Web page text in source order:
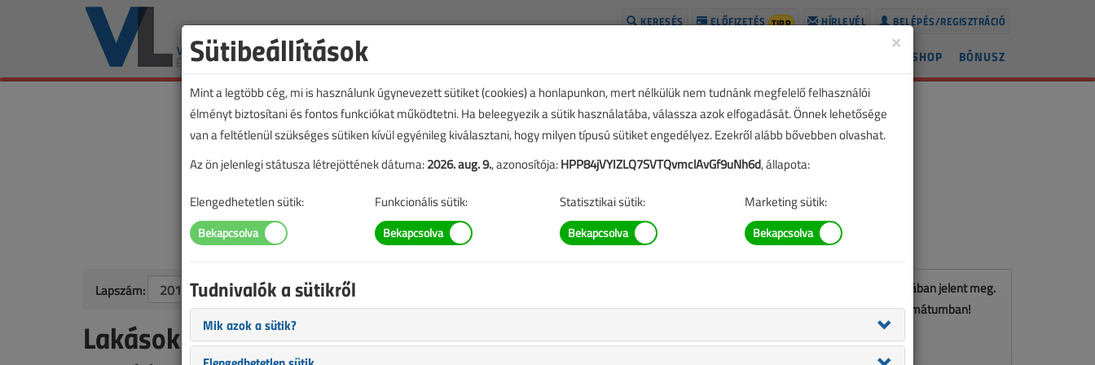
BELÉPÉS/REGISZTRÁCIÓ
HÍRLEVÉL
ELŐFIZETÉS TIPP
KERESÉS
BÓNUSZ
SHOP
Lapszám:
Lakások villamosenergia-ellátása: 7 vagy 11 kW?
Ez a cikk a VL 2018. októberi számában jelent meg.
Töltse le a lapszámot PDF formátumban!
LETÖLTÉS
×
Sütibeállítások
Mint a legtöbb cég, mi is használunk úgynevezett sütiket (cookies) a honlapunkon, mert nélkülük nem tudnánk megfelelő felhasználói
élményt biztosítani és fontos funkciókat működtetni. Ha beleegyezik a sütik használatába, válassza azok elfogadását. Önnek lehetősége
van a feltétlenül szükséges sütiken kívül egyénileg kiválasztani, hogy milyen típusú sütiket engedélyez. Ezekről alább bővebben olvashat.
Az ön jelenlegi státusza létrejöttének dátuma:2026. aug. 9., azonosítója:HPP84jVYIZLQ7SVTQvmclAvGf9uNh6d, állapota:
Elengedhetetlen sütik: Funkcionális sütik: Statisztikai sütik: Marketing sütik:
Tudnivalók a sütikről
Mik azok a sütik?